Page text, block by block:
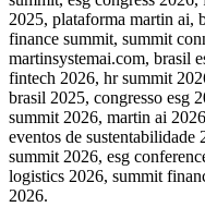
2025, plataforma martin ai,
finance summit, summit
martinsystemai.com, brasil
fintech 2026, hr summit
brasil 2025, congresso esg
summit 2026, martin ai
eventos de
summit 2026, esg
logistics 2026, summit
2026.